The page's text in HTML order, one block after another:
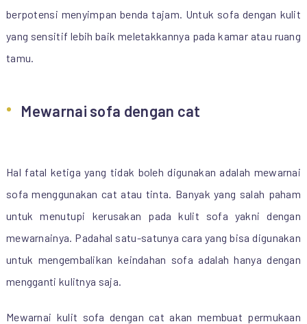
berpotensi menyimpan benda tajam. Untuk sofa dengan kulit
yang sensitif lebih baik meletakkannya pada kamar atau ruang
tamu.
Mewarnai sofa dengan cat
Hal fatal ketiga yang tidak boleh digunakan adalah mewarnai
sofa menggunakan cat atau tinta. Banyak yang salah paham
untuk menutupi kerusakan pada kulit sofa yakni dengan
mewarnainya. Padahal satu-satunya cara yang bisa digunakan
untuk mengembalikan keindahan sofa adalah hanya dengan
mengganti kulitnya saja.
Mewarnai kulit sofa dengan cat akan membuat permukaan